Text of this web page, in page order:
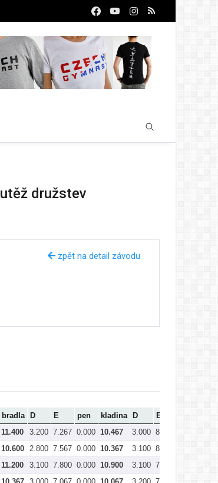
družstev
zpět na detail závodu
bradla D E pen kladina D E
11.400 3.200 7.267 0.000 10.467 3.000 8.100
10.600 2.800 7.567 0.000 10.367 3.100 8.400
11.200 3.100 7.800 0.000 10.900 3.100 7.467